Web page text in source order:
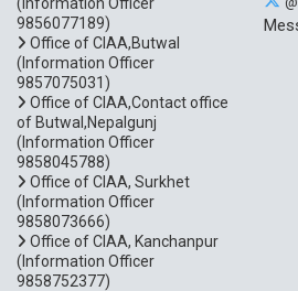
9856077189)
Office of CIAA,Butwal
(Information Officer
9857075031)
Office of CIAA,Contact office
of Butwal,Nepalgunj
(Information Officer
9858045788)
Office of CIAA, Surkhet
(Information Officer
9858073666)
Office of CIAA, Kanchanpur
(Information Officer
9858752377)